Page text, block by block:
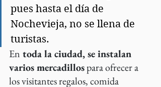
pues hasta el día de
Nochevieja, no se llena de
turistas.
En toda la ciudad, se instalan
varios mercadillos para ofrecer a
los visitantes regalos, comida